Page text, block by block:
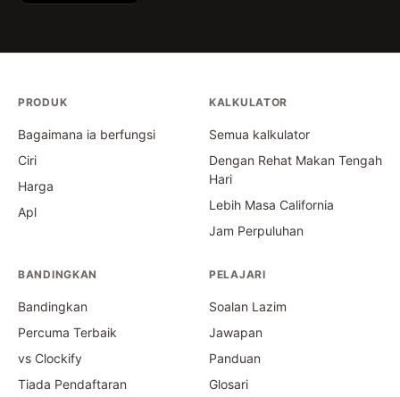
PRODUK
Bagaimana ia berfungsi
Ciri
Harga
Apl
KALKULATOR
Semua kalkulator
Dengan Rehat Makan Tengah
Hari
Lebih Masa California
Jam Perpuluhan
BANDINGKAN
Bandingkan
Percuma Terbaik
vs Clockify
Tiada Pendaftaran
PELAJARI
Soalan Lazim
Jawapan
Panduan
Glosari